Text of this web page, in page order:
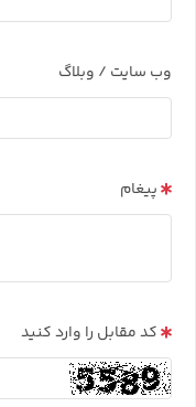
وب سایت / وبلاگ
پیغام
کد مقابل را وارد کنید